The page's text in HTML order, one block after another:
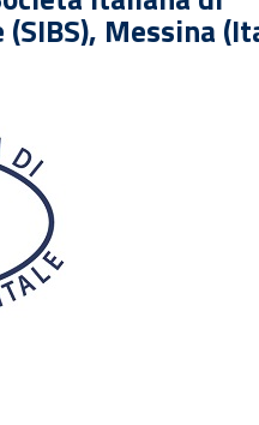
Messina